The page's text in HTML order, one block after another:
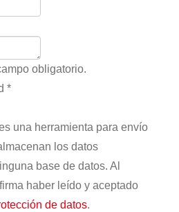
obligatorio.
*
una herramienta para envío
los datos
base de datos. Al
haber leído y aceptado
de datos.